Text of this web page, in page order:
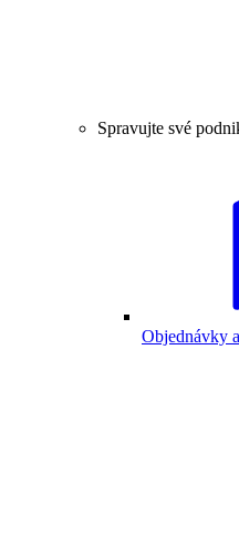
Spravujte své
Objednávky